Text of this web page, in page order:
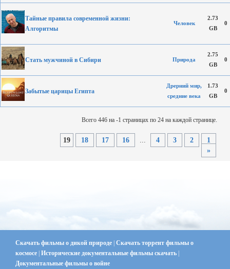
Тайные правила современной жизни:
Алгоритмы
Человек
2.73
GB
0
Стать мужчиной в Сибири Природа
2.75
GB
0
Забытые царицы Египта
Дрерний мир,
средние века
1.73
GB
0
Всего 446 на -1 страницах по 24 на каждой странице.
19 18 17 16 ... 4 3 2
1
»
Скачать фильмы о дикой природе Скачать торрент фильмы о
космосе Исторические документальные фильмы скачать
Документальные фильмы о войне